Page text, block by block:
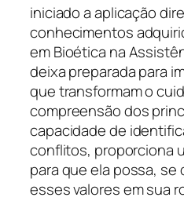
iniciado a aplicação
conhecimentos
em Bioética na
deixa preparada para
que transformam o
compreensão dos
capacidade de
conflitos, proporciona
para que ela possa, se
esses valores em sua